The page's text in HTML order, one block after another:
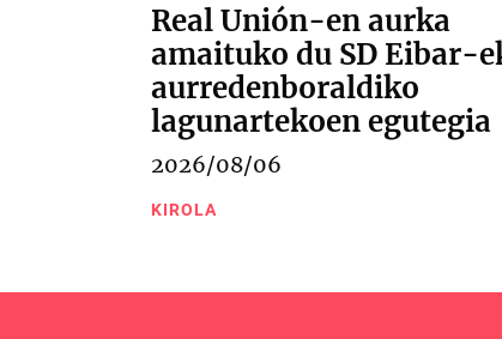
Real Unión-en aurka
amaituko du SD Eibar-
aurredenboraldiko
lagunartekoen egutegia
2026/08/06
KIROLA